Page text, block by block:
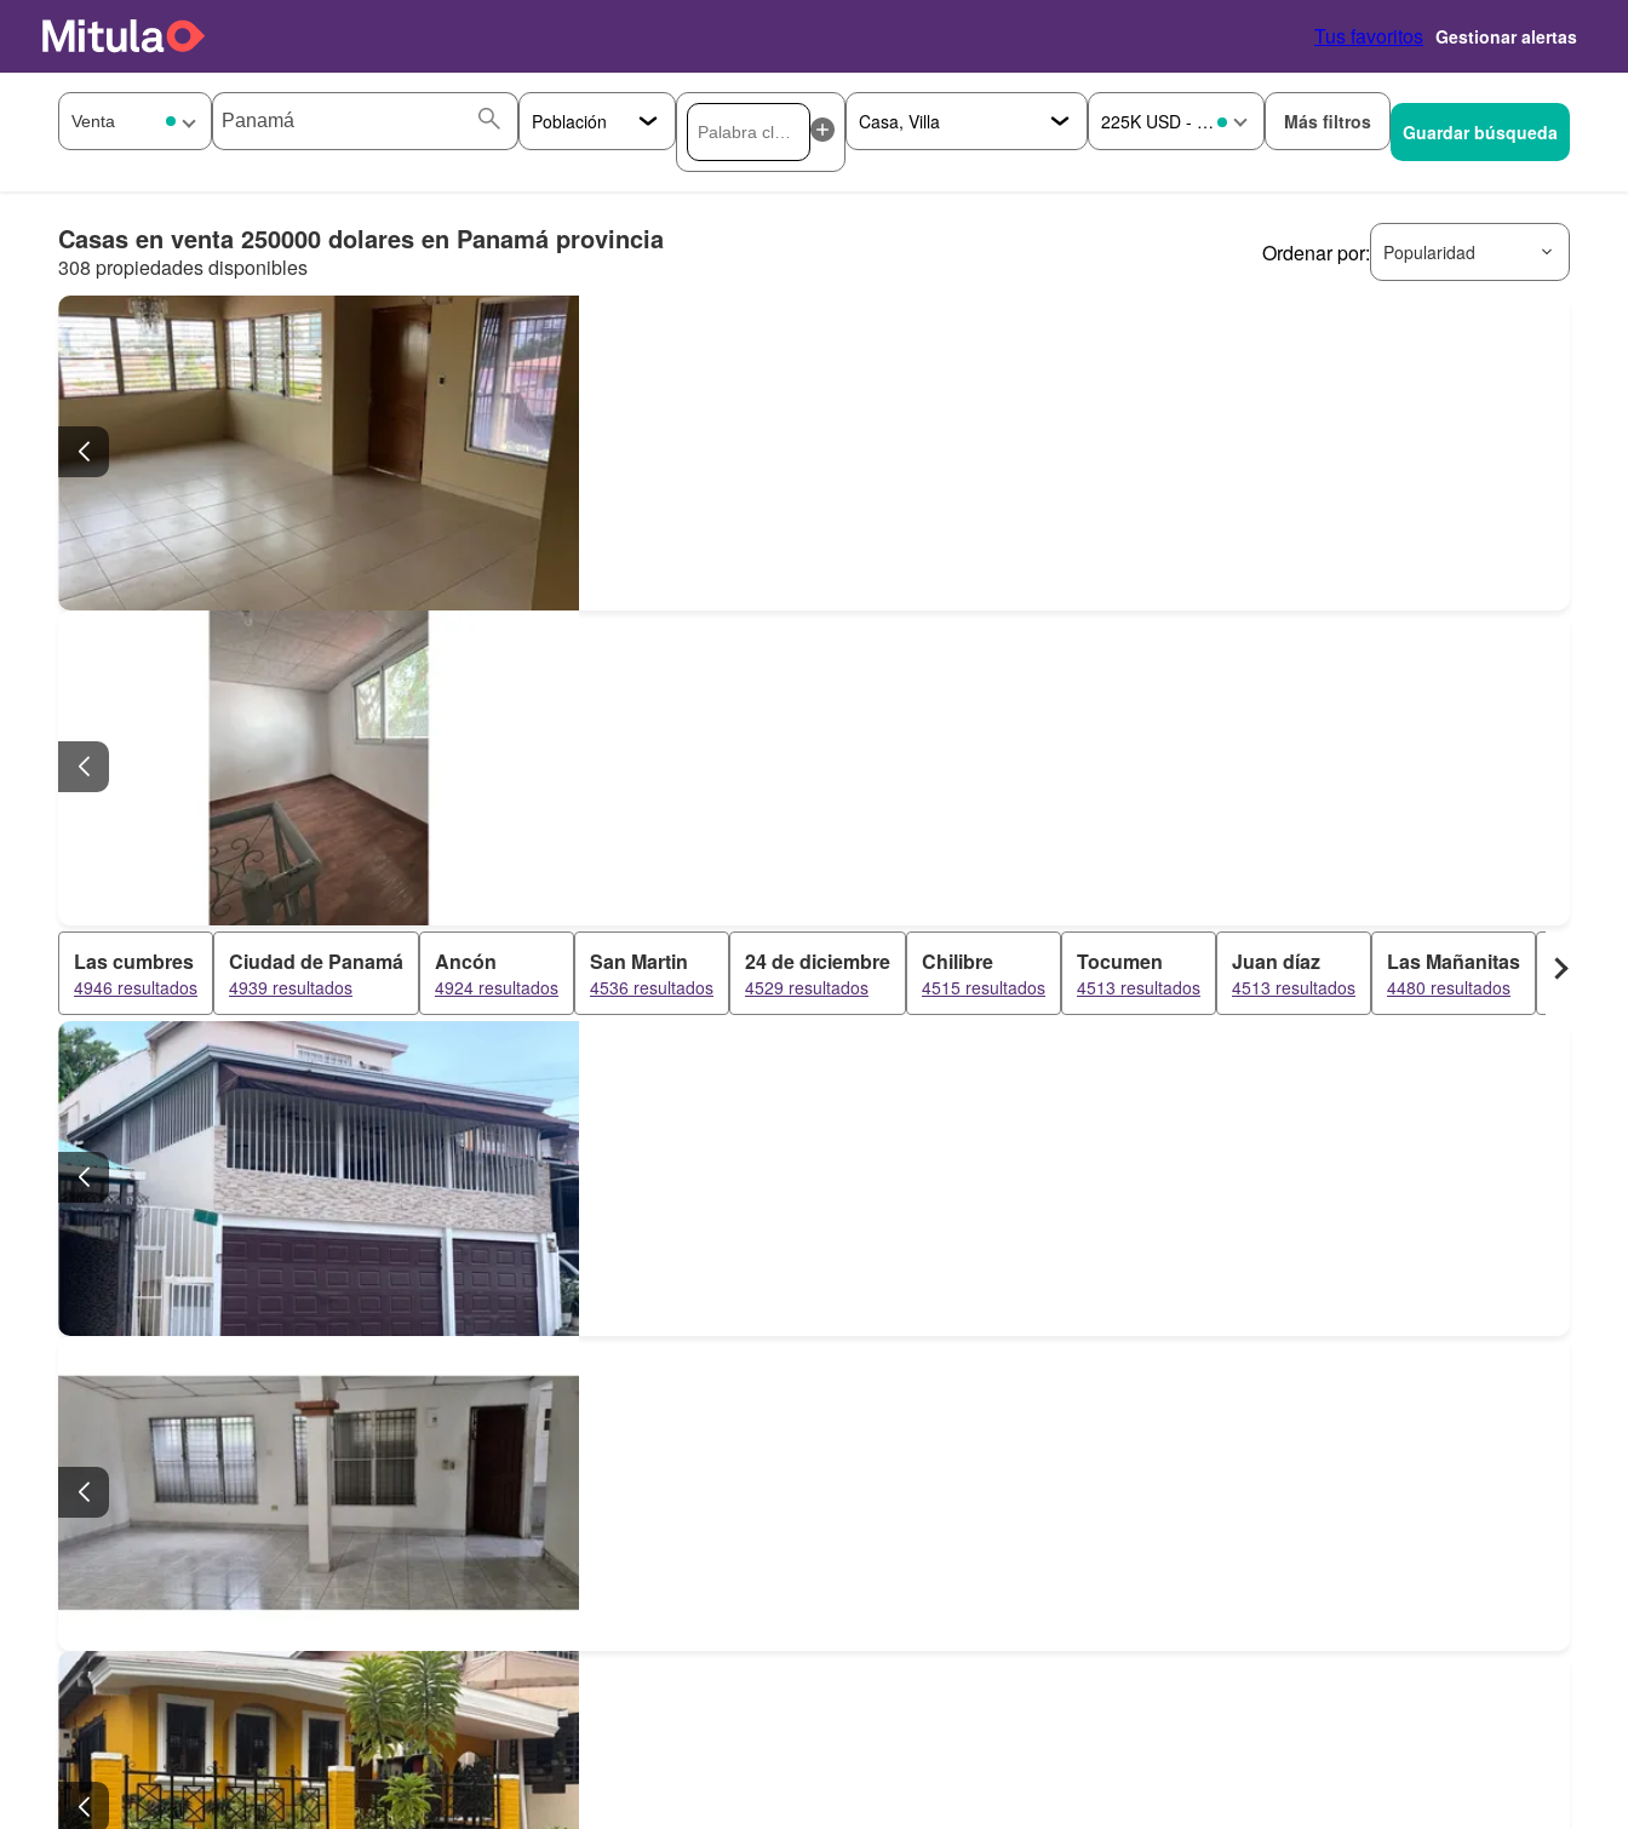
Tus favoritos Gestionar alertas
225K USD - 275K USD Más filtros Guardar búsqueda
Casas en venta 250000 dolares en Panamá provincia
308 propiedades disponibles
Ordenar por: Popularidad
Las cumbres
4946 resultados
Ciudad de Panamá
4939 resultados
Ancón
4924 resultados
San Martin
4536 resultados
24 de diciembre
4529 resultados
Chilibre
4515 resultados
Tocumen
4513 resultados
Juan díaz
4513 resultados
Las Mañanitas
4480 resultados
Pacora
2210